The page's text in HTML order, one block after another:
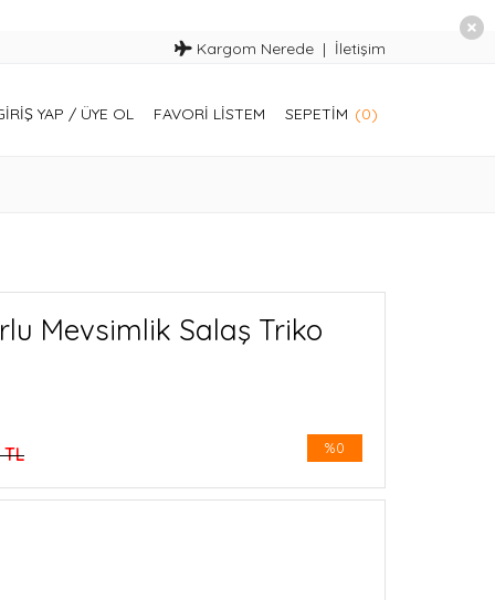
Kargom Nerede İletişim
YAP / ÜYE OL FAVORI LISTEM SEPETIM (0)
Mevsimlik Salaş Triko
%0
TL